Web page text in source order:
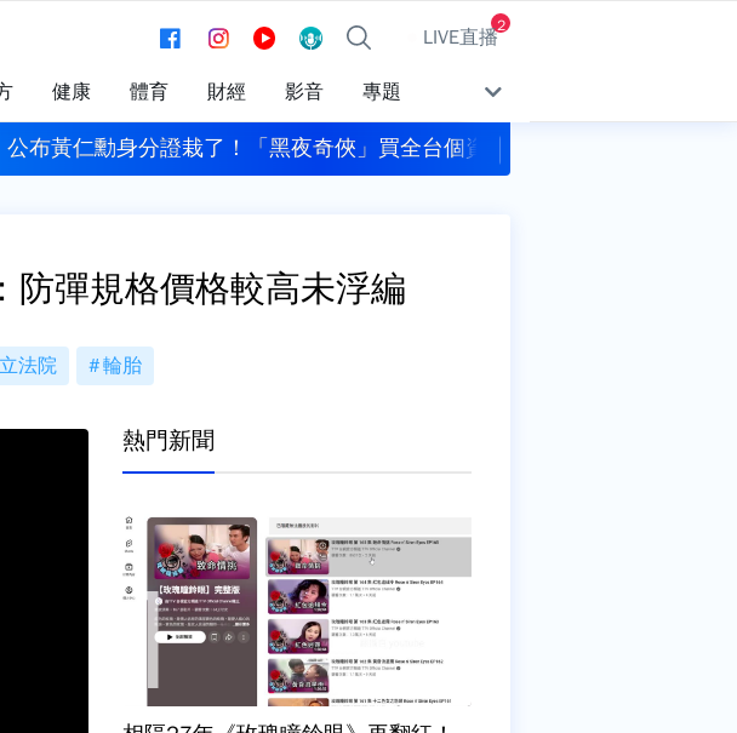
LIVE直播2
健康 體育 財經 影音 專題
公布黃仁勳身分證栽了！「黑夜奇俠」買全台個資當共諜 北檢起訴12人
彈規格價格較高未浮編
立法院 輪胎
熱門新聞